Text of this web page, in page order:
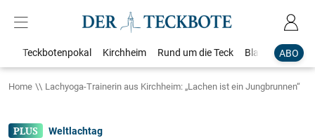
ABO
Teckbotenpokal Kirchheim Rund um die Teck Blaulicht
Home Lachyoga-Trainerin aus Kirchheim: „Lachen ist ein Jungbrunnen“
Weltlachtag